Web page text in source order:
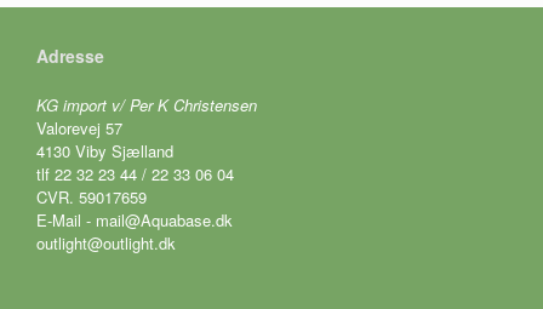
Adresse
KG import v/ Per K Christensen
Valorevej 57
4130 Viby Sjælland
tlf 22 32 23 44 / 22 33 06 04
CVR. 59017659
E-Mail - mail@Aquabase.dk
outlight@outlight.dk